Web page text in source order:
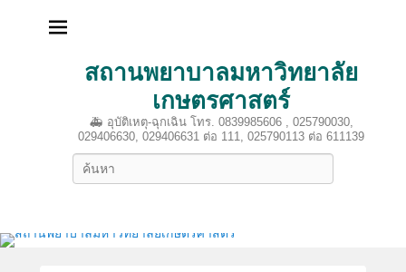
สถานพยาบาลมหาวิทยาลัย
เกษตรศาสตร์
🚑 อุบัติเหตุ-ฉุกเฉิน โทร. 0839985606 , 025790030,
029406630, 029406631 ต่อ 111, 025790113 ต่อ 611139